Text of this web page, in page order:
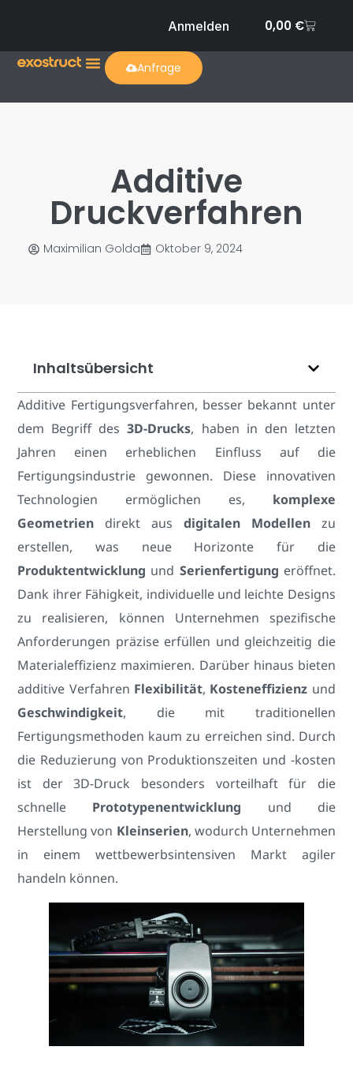
0,00 €
Anmelden
Anfrage
Additive
Druckverfahren
Maximilian Golda Oktober 9, 2024
Inhaltsübersicht
Additive Fertigungsverfahren, besser bekannt unter
dem Begriff des3D-Drucks, haben in den letzten
Jahren einen erheblichen Einfluss auf die
Fertigungsindustrie gewonnen. Diese innovativen
Technologien ermöglichen es, komplexe
Geometrien direkt aus digitalen Modellenzu
erstellen, was neue Horizonte für die
Produktentwicklung und Serienfertigung eröffnet.
Dank ihrer Fähigkeit, individuelle und leichte Designs
zu realisieren, können Unternehmen spezifische
Anforderungen präzise erfüllen und gleichzeitig die
Materialeffizienz maximieren. Darüber hinaus bieten
additive Verfahren Flexibilität, Kosteneffizienz und
Geschwindigkeit, die mit traditionellen
Fertigungsmethoden kaum zu erreichen sind. Durch
die Reduzierung von Produktionszeiten und -kosten
ist der 3D-Druck besonders vorteilhaft für die
schnelle Prototypenentwicklung und die
Herstellung von Kleinserien, wodurch Unternehmen
in einem wettbewerbsintensiven Markt agiler
handeln können.